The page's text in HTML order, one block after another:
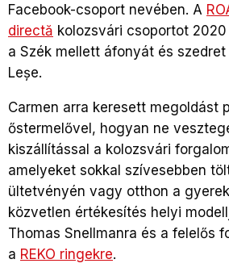
Facebook-csoport nevében. A
directă kolozsvári csoportot
a Szék mellett áfonyát és
Leșe.
Carmen arra keresett megoldást
őstermelővel, hogyan ne
kiszállítással a kolozsvári
amelyeket sokkal szívesebben
ültetvényén vagy otthon a
közvetlen értékesítés helyi
Thomas Snellmanra és a felelős
a REKO ringekre.